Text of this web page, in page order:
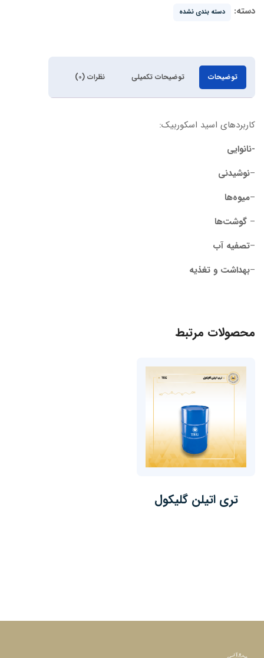
دسته: دسته بندی نشده
توضیحات توضیحات تکمیلی نظرات (۰)
کاربردهای اسید اسکوربیک:
-نانوایی
–نوشیدنی
–میوه‌ها
– گوشت‌ها
–تصفیه آب
–بهداشت و تغذیه
محصولات مرتبط
تری اتیلن گلیکول